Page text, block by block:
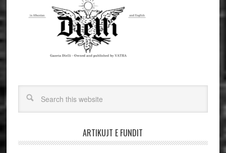
ARTIKUJT E FUNDIT